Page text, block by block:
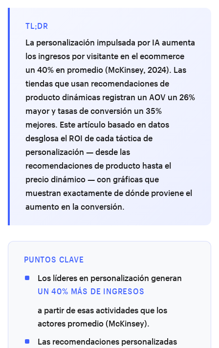
TL;DR
La personalización impulsada por IA aumenta
los ingresos por visitante en el ecommerce
un 40% en promedio (McKinsey, 2024). Las
tiendas que usan recomendaciones de
producto dinámicas registran un AOV un 26%
mayor y tasas de conversión un 35%
mejores. Este artículo basado en datos
desglosa el ROI de cada táctica de
personalización — desde las
recomendaciones de producto hasta el
precio dinámico — con gráficas que
muestran exactamente de dónde proviene el
aumento en la conversión.
PUNTOS CLAVE
Los líderes en personalización generan
UN 40% MÁS DE INGRESOS
a partir de esas actividades que los
actores promedio (McKinsey).
Las recomendaciones personalizadas